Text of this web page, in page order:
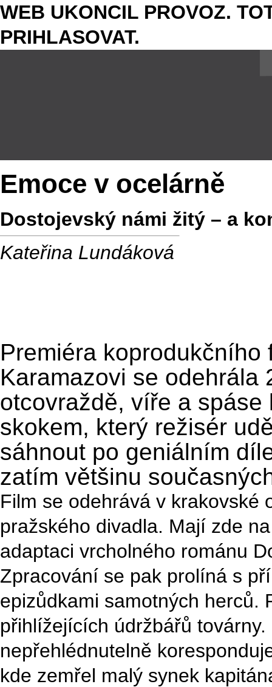
WEB UKONCIL PROVOZ.
PRIHLASOVAT.
Emoce v ocelárně
Dostojevský námi žitý – a
Kateřina Lundáková
Premiéra koprodukčního
Karamazovi se odehrála
otcovraždě, víře a
skokem, který režisér
sáhnout po geniálním
zatím většinu
Film se odehrává v krakovské
pražského divadla. Mají zde
adaptaci vrcholného románu
Zpracování se pak prolíná s
epizůdkami samotných herců.
přihlížejících údržbářů
nepřehlédnutelně
kde zemřel malý synek